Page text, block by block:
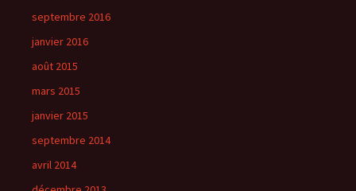
septembre 2016
janvier 2016
août 2015
mars 2015
janvier 2015
septembre 2014
avril 2014